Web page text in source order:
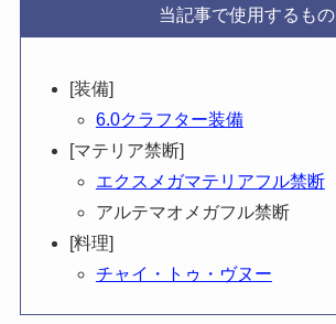
当記事で使用するもの
[装備]
6.0クラフター装備
[マテリア禁断]
エクスメガマテリアフル禁断
アルテマオメガフル禁断
[料理]
チャイ・トゥ・ヴヌー